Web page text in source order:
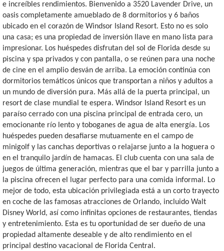
e increíbles rendimientos. Bienvenido a 3520 Lavender Drive, un
oasis completamente amueblado de 8 dormitorios y 6 baños
ubicado en el corazón de Windsor Island Resort. Esto no es solo
una casa; es una propiedad de inversión llave en mano lista para
impresionar. Los huéspedes disfrutan del sol de Florida desde su
piscina y spa privados y con pantalla, o se reúnen para una noche
de cine en el amplio desván de arriba. La emoción continúa con
dormitorios temáticos únicos que transportan a niños y adultos a
un mundo de diversión pura. Más allá de la puerta principal, un
resort de clase mundial te espera. Windsor Island Resort es un
paraíso cerrado con una piscina principal de entrada cero, un
emocionante río lento y toboganes de agua de alta energía. Los
huéspedes pueden desafiarse mutuamente en el campo de
minigolf y las canchas deportivas o relajarse junto a la hoguera o
en el tranquilo jardín de hamacas. El club cuenta con una sala de
juegos de última generación, mientras que el bar y parrilla junto a
la piscina ofrecen el lugar perfecto para una comida informal. Lo
mejor de todo, esta ubicación privilegiada está a un corto trayecto
en coche de las famosas atracciones de Orlando, incluido Walt
Disney World, así como infinitas opciones de restaurantes, tiendas
y entretenimiento. Esta es tu oportunidad de ser dueño de una
propiedad altamente deseable y de alto rendimiento en el
principal destino vacacional de Florida Central.